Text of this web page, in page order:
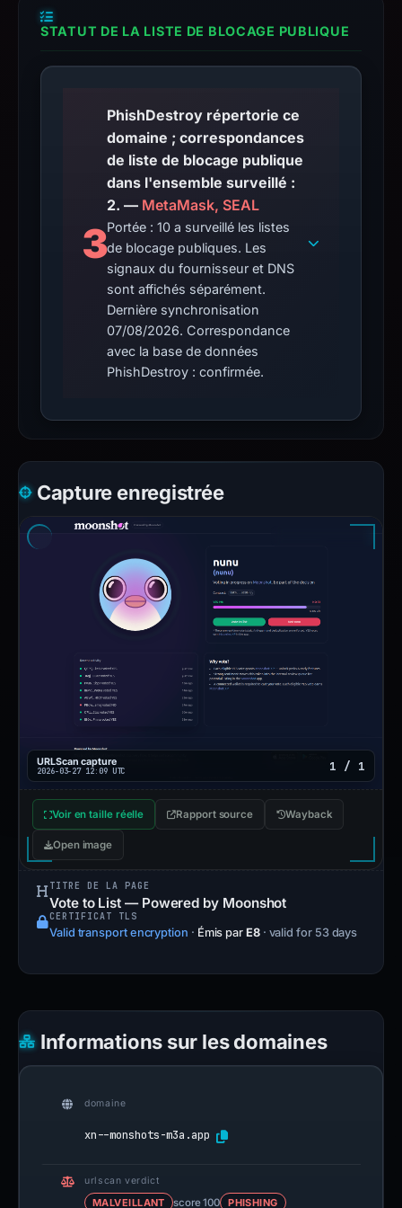
STATUT DE LA LISTE DE BLOCAGE PUBLIQUE
3
PhishDestroy répertorie ce
domaine ; correspondances
de liste de blocage publique
dans l'ensemble surveillé :
2. — MetaMask, SEAL
Portée : 10 a surveillé les listes
de blocage publiques. Les
signaux du fournisseur et DNS
sont affichés séparément.
Dernière synchronisation
07/08/2026. Correspondance
avec la base de données
PhishDestroy : confirmée.
Capture enregistrée
URLScan capture
2026-03-27 12:09 UTC 1 / 1
Voir en taille réelle Rapport source Wayback
Open image
TITRE DE LA PAGE
Vote to List — Powered by Moonshot
CERTIFICAT TLS
Valid transport encryption · Émis par E8 · valid for 53 days
Informations sur les domaines
domaine
xn--monshots-m3a.app
urlscan verdict
MALVEILLANT score 100 PHISHING